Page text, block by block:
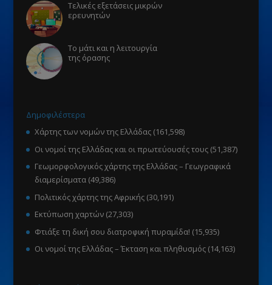
Τελικές εξετάσεις μικρών
ερευνητών
Το μάτι και η λειτουργία
της όρασης
Δημοφιλέστερα
Χάρτης των νομών της Ελλάδας (161,598)
Οι νομοί της Ελλάδας και οι πρωτεύουσές τους (51,387)
Γεωμορφολογικός χάρτης της Ελλάδας – Γεωγραφικά
διαμερίσματα (49,386)
Πολιτικός χάρτης της Αφρικής (30,191)
Εκτύπωση χαρτών (27,303)
Φτιάξε τη δική σου διατροφική πυραμίδα! (15,935)
Οι νομοί της Ελλάδας – Έκταση και πληθυσμός (14,163)